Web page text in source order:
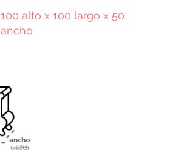
100 alto x 100 largo x 50
ancho